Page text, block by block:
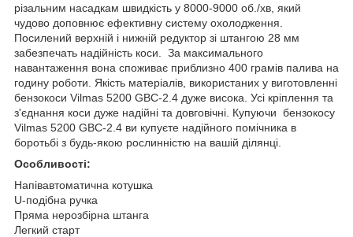
різальним насадкам швидкість у 8000-9000 об./хв, який
чудово доповнює ефективну систему охолодження.
Посилений верхній і нижній редуктор зі штангою 28 мм
забезпечать надійність коси. За максимального
навантаження вона споживає приблизно 400 грамів палива на
годину роботи. Якість матеріалів, використаних у виготовленні
бензокоси Vilmas 5200 GBC-2.4 дуже висока. Усі кріплення та
з'єднання коси дуже надійні та довговічні. Купуючи бензокосу
Vilmas 5200 GBC-2.4 ви купуєте надійного помічника в
боротьбі з будь-якою рослинністю на вашій ділянці.
Особливості:
Напівавтоматична котушка
U-подібна ручка
Пряма нерозбірна штанга
Легкий старт